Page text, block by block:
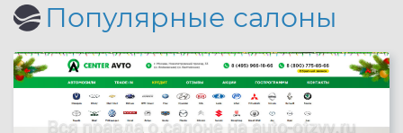
Популярные салоны